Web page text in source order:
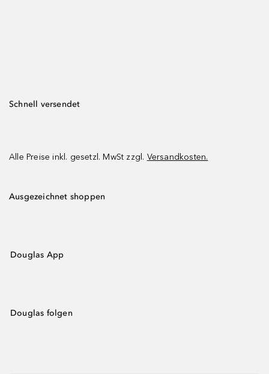
Schnell versendet
Alle Preise inkl. gesetzl. MwSt zzgl. Versandkosten.
Ausgezeichnet shoppen
Douglas App
Douglas folgen